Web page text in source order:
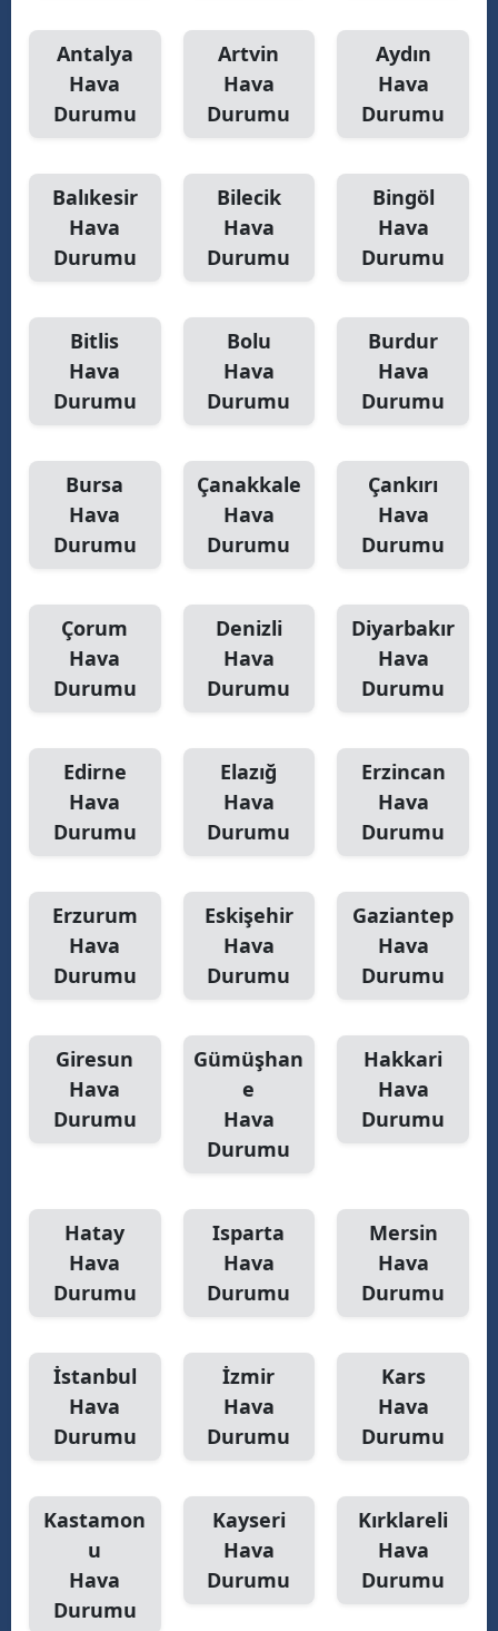
Antalya
Hava
Durumu
Artvin
Hava
Durumu
Aydın
Hava
Durumu
Balıkesir
Hava
Durumu
Bilecik
Hava
Durumu
Bingöl
Hava
Durumu
Bitlis
Hava
Durumu
Bolu
Hava
Durumu
Burdur
Hava
Durumu
Bursa
Hava
Durumu
Çanakkale
Hava
Durumu
Çankırı
Hava
Durumu
Çorum
Hava
Durumu
Denizli
Hava
Durumu
Diyarbakır
Hava
Durumu
Edirne
Hava
Durumu
Elazığ
Hava
Durumu
Erzincan
Hava
Durumu
Erzurum
Hava
Durumu
Eskişehir
Hava
Durumu
Gaziantep
Hava
Durumu
Giresun
Hava
Durumu
Gümüşhan
e
Hava
Durumu
Hakkari
Hava
Durumu
Hatay
Hava
Durumu
Isparta
Hava
Durumu
Mersin
Hava
Durumu
İstanbul
Hava
Durumu
İzmir
Hava
Durumu
Kars
Hava
Durumu
Kastamon
u
Hava
Durumu
Kayseri
Hava
Durumu
Kırklareli
Hava
Durumu